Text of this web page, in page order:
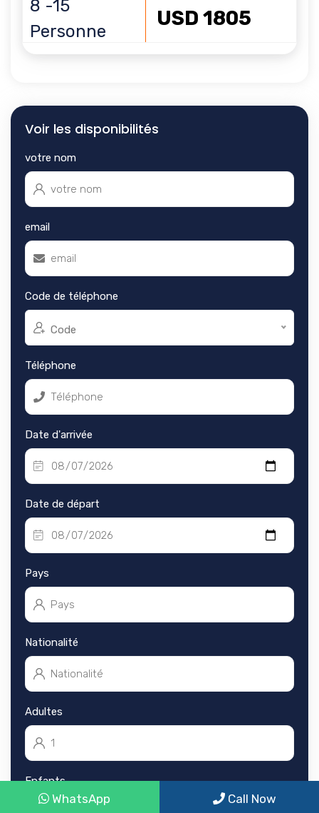
WhatsApp Call Now
Voir les disponibilités
votre nom
email
Code de téléphone
Code
Téléphone
Date d'arrivée
Date de départ
Pays
Nationalité
Adultes
Enfants
8 -15
Personne
USD 1805